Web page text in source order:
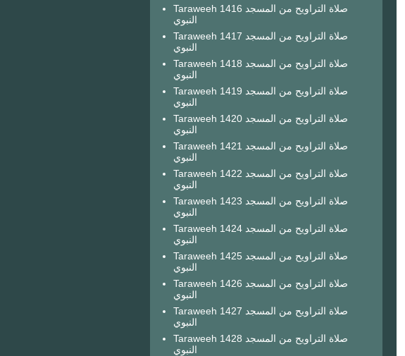
Taraweeh 1416 صلاة التراويح من المسجد
النبوي
Taraweeh 1417 صلاة التراويح من المسجد
النبوي
Taraweeh 1418 صلاة التراويح من المسجد
النبوي
Taraweeh 1419 صلاة التراويح من المسجد
النبوي
Taraweeh 1420 صلاة التراويح من المسجد
النبوي
Taraweeh 1421 صلاة التراويح من المسجد
النبوي
Taraweeh 1422 صلاة التراويح من المسجد
النبوي
Taraweeh 1423 صلاة التراويح من المسجد
النبوي
Taraweeh 1424 صلاة التراويح من المسجد
النبوي
Taraweeh 1425 صلاة التراويح من المسجد
النبوي
Taraweeh 1426 صلاة التراويح من المسجد
النبوي
Taraweeh 1427 صلاة التراويح من المسجد
النبوي
Taraweeh 1428 صلاة التراويح من المسجد
النبوي